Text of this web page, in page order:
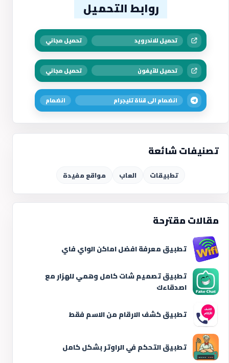
تصنيفات شائعة
تطبيقات العاب مواقع مفيدة
مقالات مقترحة
تطبيق معرفة افضل اماكن الواي فاي
تطبيق تصميم شات كامل وهمي للهزار مع
اصدقاءك
تطبيق كشف الارقام من الاسم فقط
تطبيق التحكم في الراوتر بشكل كامل
روابط التحميل
تحميل للاندرويد تحميل مجاني
تحميل للآيفون تحميل مجاني
انضمام الى قناة تليجرام انضمام